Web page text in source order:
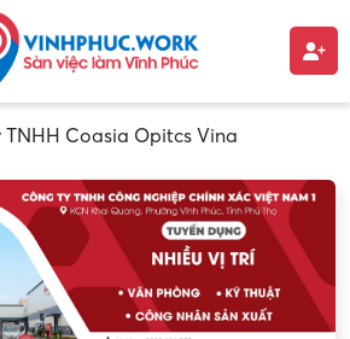
TNHH Coasia Opitcs Vina